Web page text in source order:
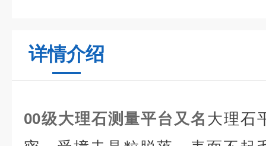
详情介绍
00级大理石测量平台又名 大理石